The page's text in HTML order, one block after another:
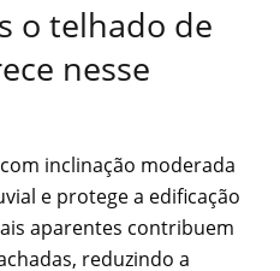
o telhado de
nesse
com inclinação moderada
e protege a edificação
aparentes contribuem
reduzindo a